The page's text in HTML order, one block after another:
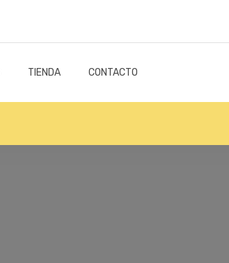
TIENDA CONTACTO